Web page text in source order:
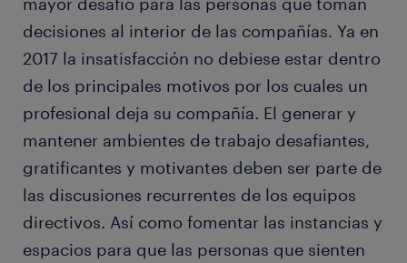
decisiones al interior de las compañías. Ya en
2017 la insatisfacción no debiese estar dentro
de los principales motivos por los cuales un
profesional deja su compañía. El generar y
mantener ambientes de trabajo desafiantes,
gratificantes y motivantes deben ser parte de
las discusiones recurrentes de los equipos
directivos. Así como fomentar las instancias y
espacios para que las personas que sienten